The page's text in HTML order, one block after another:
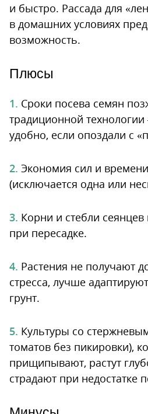
и быстро. Рассада для
в домашних условиях
возможность.
Плюсы
Сроки посева семян
традиционной
удобно, если опоздали с
Экономия сил и
(исключается одна или
Корни и стебли
при пересадке.
Растения не получают
стресса, лучше
грунт.
Культуры со
томатов без пикировки),
прищипывают, растут
страдают при недостатке